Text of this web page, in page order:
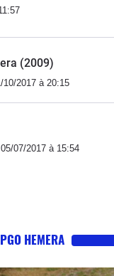
(2009)
10/2017 à 20:15
07/2017 à 15:54
HEMERA